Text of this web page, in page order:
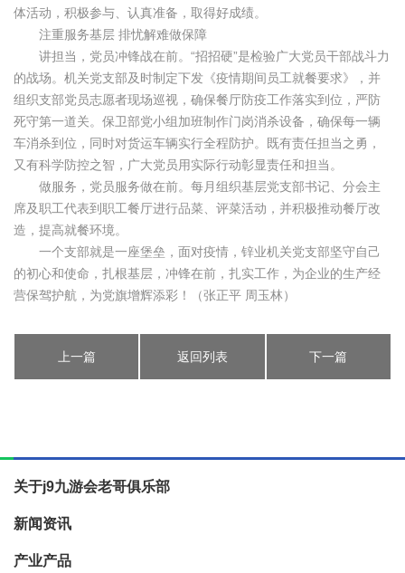
体活动，积极参与、认真准备，取得好成绩。
注重服务基层 排忧解难做保障
讲担当，党员冲锋战在前。“招招硬”是检验广大党员干部战斗力
的战场。机关党支部及时制定下发《疫情期间员工就餐要求》，并
组织支部党员志愿者现场巡视，确保餐厅防疫工作落实到位，严防
死守第一道关。保卫部党小组加班制作门岗消杀设备，确保每一辆
车消杀到位，同时对货运车辆实行全程防护。既有责任担当之勇，
又有科学防控之智，广大党员用实际行动彰显责任和担当。
做服务，党员服务做在前。每月组织基层党支部书记、分会主
席及职工代表到职工餐厅进行品菜、评菜活动，并积极推动餐厅改
造，提高就餐环境。
一个支部就是一座堡垒，面对疫情，锌业机关党支部坚守自己
的初心和使命，扎根基层，冲锋在前，扎实工作，为企业的生产经
营保驾护航，为党旗增辉添彩！（张正平 周玉林）
上一篇 返回列表 下一篇
关于j9九游会老哥俱乐部
新闻资讯
产业产品